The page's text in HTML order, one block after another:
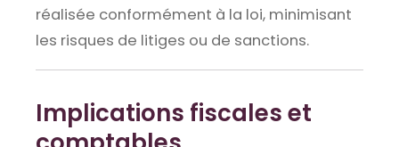
réalisée conformément à la loi, minimisant
les risques de litiges ou de sanctions.
Implications fiscales et